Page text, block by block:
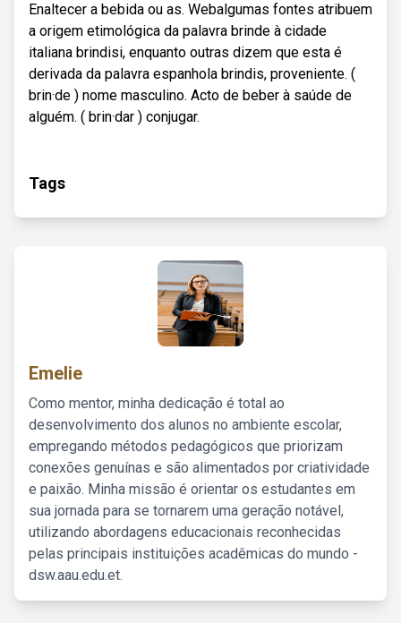
Enaltecer a bebida ou as. Webalgumas fontes atribuem
a origem etimológica da palavra brinde à cidade
italiana brindisi, enquanto outras dizem que esta é
derivada da palavra espanhola brindis, proveniente. (
brin·de ) nome masculino. Acto de beber à saúde de
alguém. ( brin·dar ) conjugar.
Tags
Emelie
Como mentor, minha dedicação é total ao
desenvolvimento dos alunos no ambiente escolar,
empregando métodos pedagógicos que priorizam
conexões genuínas e são alimentados por criatividade
e paixão. Minha missão é orientar os estudantes em
sua jornada para se tornarem uma geração notável,
utilizando abordagens educacionais reconhecidas
pelas principais instituições acadêmicas do mundo -
dsw.aau.edu.et.